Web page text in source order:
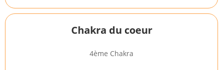
Chakra du coeur
4ème Chakra